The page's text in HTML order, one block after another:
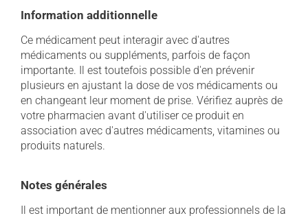
Information additionnelle
Ce médicament peut interagir avec d'autres
médicaments ou suppléments, parfois de façon
importante. Il est toutefois possible d'en prévenir
plusieurs en ajustant la dose de vos médicaments ou
en changeant leur moment de prise. Vérifiez auprès de
votre pharmacien avant d'utiliser ce produit en
association avec d'autres médicaments, vitamines ou
produits naturels.
Notes générales
Il est important de mentionner aux professionnels de la